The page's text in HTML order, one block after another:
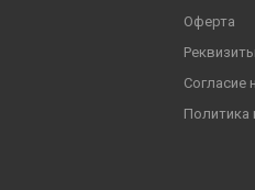
Оферта
Реквизиты
Согласие
Политика